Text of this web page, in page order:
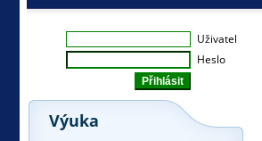
Uživatel
Heslo
Výuka